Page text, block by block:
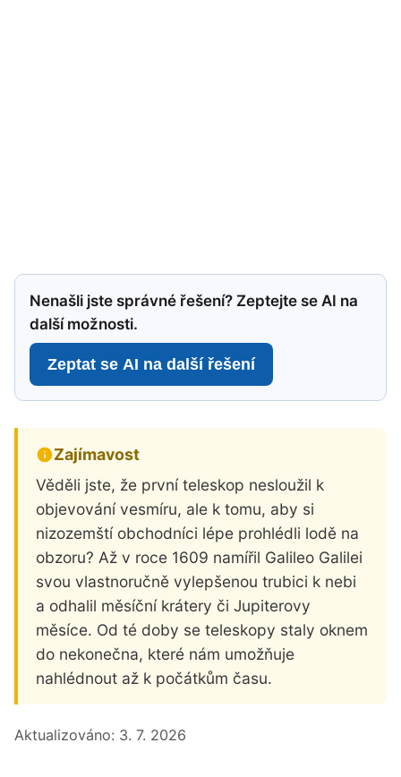
Nenašli jste správné řešení? Zeptejte se AI na
další možnosti.
Zeptat se AI na další řešení
Zajímavost
Věděli jste, že první teleskop nesloužil k
objevování vesmíru, ale k tomu, aby si
nizozemští obchodníci lépe prohlédli lodě na
obzoru? Až v roce 1609 namířil Galileo Galilei
svou vlastnoručně vylepšenou trubici k nebi
a odhalil měsíční krátery či Jupiterovy
měsíce. Od té doby se teleskopy staly oknem
do nekonečna, které nám umožňuje
nahlédnout až k počátkům času.
Aktualizováno: 3. 7. 2026